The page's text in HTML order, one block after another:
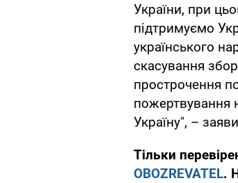
України, при
підтримуємо
українського
скасування
прострочення
пожертвування
Україну", –
Тільки
OBOZREVATEL.